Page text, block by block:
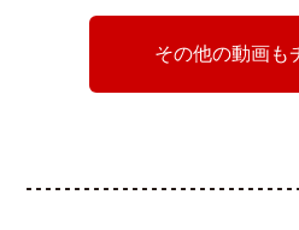
その他の動画も